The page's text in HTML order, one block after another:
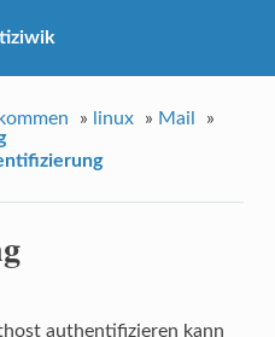
» linux » Mail
»
authentifizieren kann